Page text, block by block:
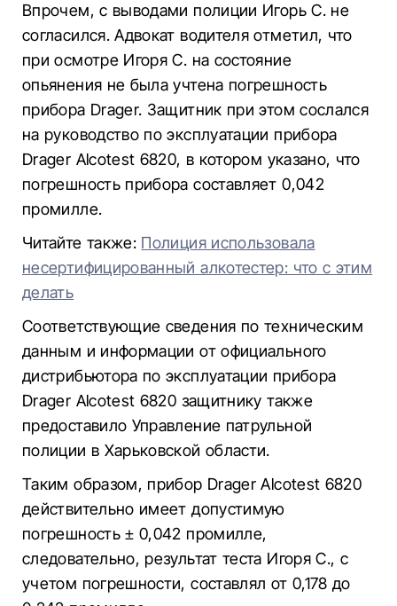
Впрочем, с выводами полиции Игорь С. не
согласился. Адвокат водителя отметил, что
при осмотре Игоря С. на состояние
опьянения не была учтена погрешность
прибора Drager. Защитник при этом сослался
на руководство по эксплуатации прибора
Drager Alcotest 6820, в котором указано, что
погрешность прибора составляет 0,042
промилле.
Читайте также: Полиция использовала
несертифицированный алкотестер: что с этим
делать
Соответствующие сведения по техническим
данным и информации от официального
дистрибьютора по эксплуатации прибора
Drager Alcotest 6820 защитнику также
предоставило Управление патрульной
полиции в Харьковской области.
Таким образом, прибор Drager Alcotest 6820
действительно имеет допустимую
погрешность ± 0,042 промилле,
следовательно, результат теста Игоря С., с
учетом погрешности, составлял от 0,178 до